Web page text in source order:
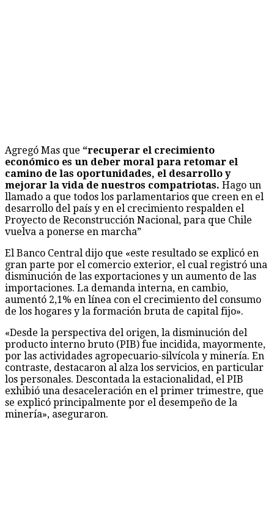
Agregó Mas que “recuperar el crecimiento
económico es un deber moral para retomar el
camino de las oportunidades, el desarrollo y
mejorar la vida de nuestros compatriotas. Hago un
llamado a que todos los parlamentarios que creen en el
desarrollo del país y en el crecimiento respalden el
Proyecto de Reconstrucción Nacional, para que Chile
vuelva a ponerse en marcha”
El Banco Central dijo que «este resultado se explicó en
gran parte por el comercio exterior, el cual registró una
disminución de las exportaciones y un aumento de las
importaciones. La demanda interna, en cambio,
aumentó 2,1% en línea con el crecimiento del consumo
de los hogares y la formación bruta de capital fijo».
«Desde la perspectiva del origen, la disminución del
producto interno bruto (PIB) fue incidida, mayormente,
por las actividades agropecuario-silvícola y minería. En
contraste, destacaron al alza los servicios, en particular
los personales. Descontada la estacionalidad, el PIB
exhibió una desaceleración en el primer trimestre, que
se explicó principalmente por el desempeño de la
minería», aseguraron.